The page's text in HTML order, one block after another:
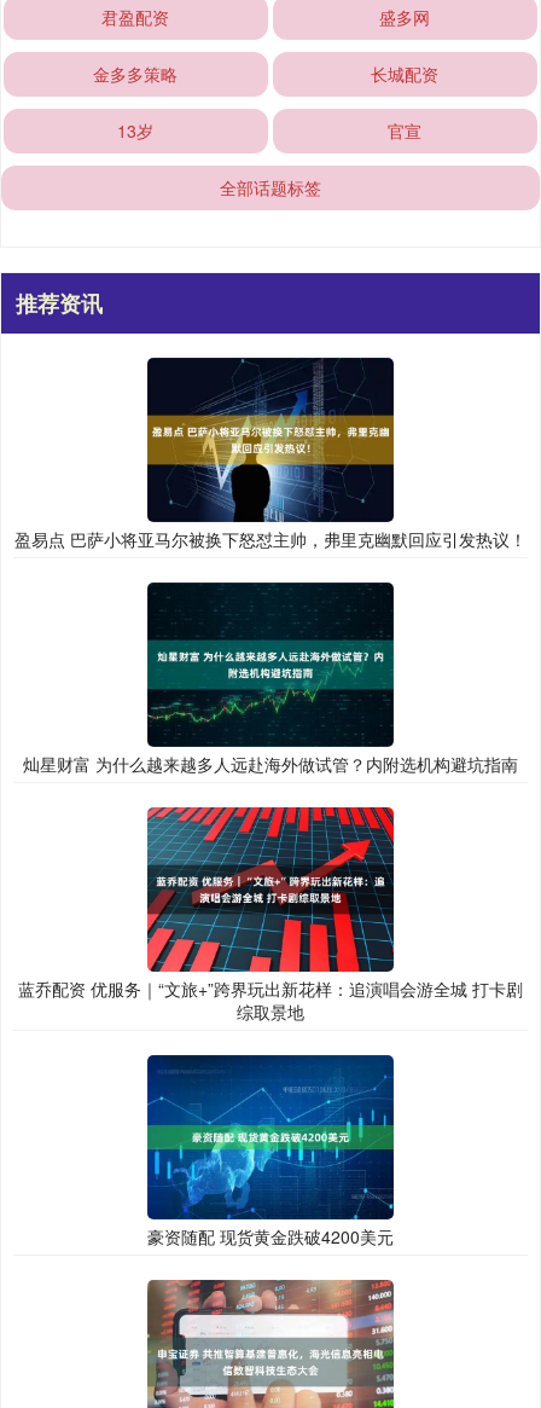
君盈配资 盛多网
金多多策略 长城配资
13岁 官宣
全部话题标签
推荐资讯
盈易点 巴萨小将亚马尔被换下怒怼主帅，弗里克幽默回应引发热议！
灿星财富 为什么越来越多人远赴海外做试管？内附选机构避坑指南
蓝乔配资 优服务｜“文旅+”跨界玩出新花样：追演唱会游全城 打卡剧
综取景地
豪资随配 现货黄金跌破4200美元